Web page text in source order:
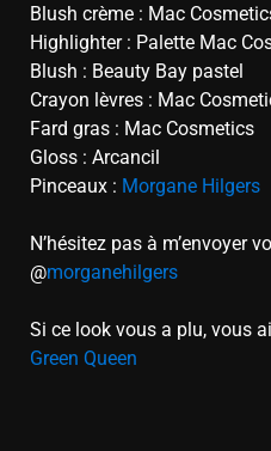
Blush crème : Mac
Highlighter : Palette Mac
Blush : Beauty Bay pastel
Crayon lèvres : Mac
Fard gras : Mac Cosmetics
Gloss : Arcancil
Pinceaux : Morgane Hilgers
N’hésitez pas à m’envoyer
@morganehilgers
Si ce look vous a plu, vous
Green Queen